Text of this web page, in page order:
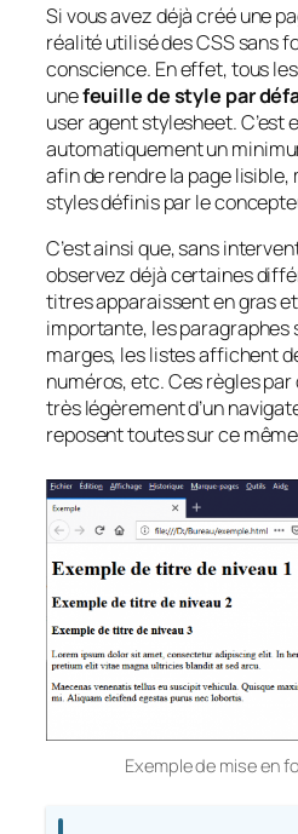
Si vous avez déjà créé une
réalité utilisé des CSS sans
conscience. En effet, tous
unefeuille de style par
user agent stylesheet. C’est
automatiquement un
afin de rendre la page lisible,
styles définis par le
C’est ainsi que, sans
observez déjà certaines
titres apparaissent en gras
importante, les paragraphes
marges, les listes affichent
numéros, etc. Ces règles
très légèrement d’un
reposent toutes sur ce
Exemple de mise en